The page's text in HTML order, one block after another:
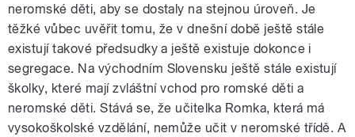
neromské děti, aby se dostaly na stejnou úroveň. Je
těžké vůbec uvěřit tomu, že v dnešní době ještě stále
existují takové předsudky a ještě existuje dokonce i
segregace. Na východním Slovensku ještě stále existují
školky, které mají zvláštní vchod pro romské děti a
neromské děti. Stává se, že učitelka Romka, která má
vysokoškolské vzdělání, nemůže učit v neromské třídě. A